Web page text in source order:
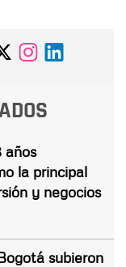
años
la principal
y negocios
subieron